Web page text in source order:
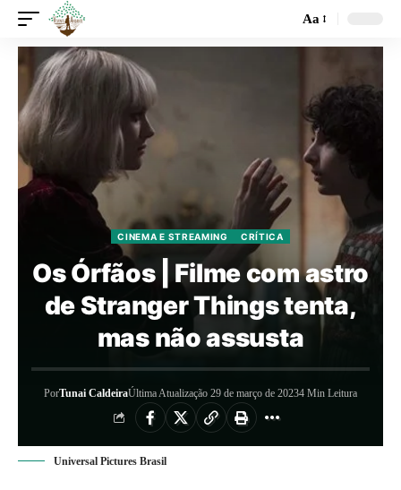
Aa
CINEMA E STREAMING CRÍTICA
Os Órfãos | Filme com astro
de Stranger Things tenta,
mas não assusta
PorTunai CaldeiraÚltima Atualização 29 de março de 20234 Min Leitura
Universal Pictures Brasil